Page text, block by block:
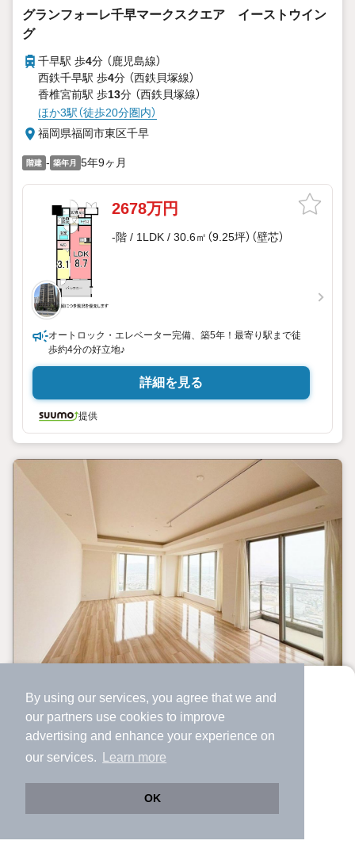
By using our services, you agree that we and
our partners use cookies to improve
advertising and enhance your experience on
our services.
Learn more
OK
より使いやすくなった
アプリで物件探ししませんか？
サクサク動く地図で物件検索
グランフォーレ千早マークスクエア イーストウイン
グ
千早駅 歩4分 （鹿児島線）
西鉄千早駅 歩4分 （西鉄貝塚線）
香椎宮前駅 歩13分 （西鉄貝塚線）
ほか3駅（徒歩20分圏内）
福岡県福岡市東区千早
階建 - 築年月 5年9ヶ月
2678万円
-階 / 1LDK / 30.6㎡（9.25坪）（壁芯）
オートロック・エレベーター完備、築5年！最寄り駅まで徒
歩約4分の好立地♪
詳細を見る
提供
31階最上階/角部屋/130平米超/LDK28帖以上/コンシ
ェルジュ/駅近/プレミスト千早
千早駅 歩5分 （鹿児島線）
分 （西鉄貝塚線）
ほか1駅（徒歩20分圏内）